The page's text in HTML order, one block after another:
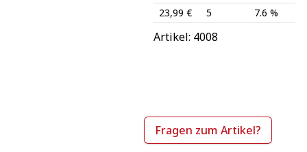
23,99 €
5 7.6 %
Artikel: 4008
Fragen zum Artikel?